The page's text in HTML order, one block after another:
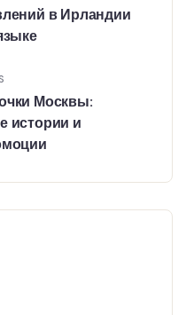
в Ирландии
Москвы:
истории и